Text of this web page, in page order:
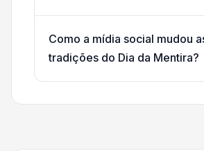
Como a mídia social mudou
tradições do Dia da Mentira?